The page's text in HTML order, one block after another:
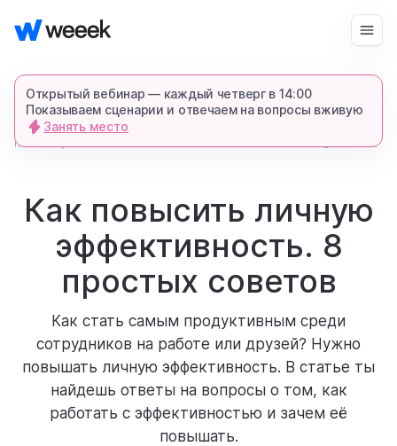
Открытый вебинар — каждый четверг в 14:00
Показываем сценарии и отвечаем на вопросы вживую
Занять место
продукт
возможности
для кого
ресурсы
запросить демонстрацию
Войти Начать бесплатно
главная блог 8438 4 мин
Как повысить личную
эффективность. 8
простых советов
Как стать самым продуктивным среди
сотрудников на работе или друзей? Нужно
повышать личную эффективность. В статье ты
найдешь ответы на вопросы о том, как
работать с эффективностью и зачем её
повышать.